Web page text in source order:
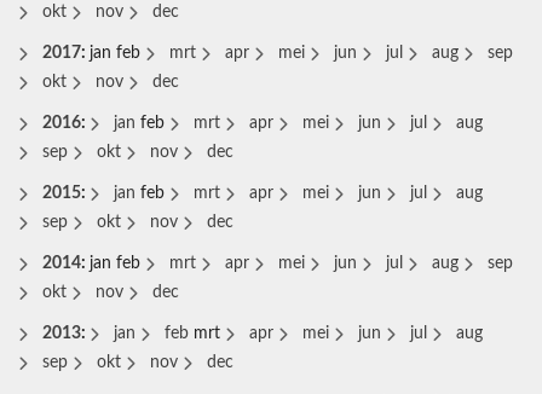
okt
nov dec
2017: jan feb mrt apr mei jun jul aug
sep
okt
nov dec
2016: jan feb mrt apr mei jun jul
aug
sep
okt nov dec
2015: jan feb mrt apr mei jun jul
aug
sep
okt nov dec
2014: jan feb mrt apr mei jun jul aug
sep
okt
nov dec
2013: jan feb mrt apr mei jun jul
aug
sep
okt nov dec